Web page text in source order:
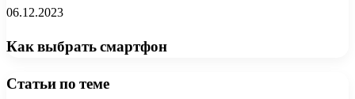
06.12.2023
Как выбрать смартфон
Статьи по теме